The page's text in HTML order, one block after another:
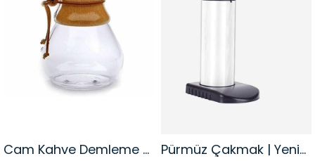
Cam Kahve Demleme 600 Ml (CK-600A) Pürmüz Çakmak | Yeniden Doldurulabilir (PRM-01)